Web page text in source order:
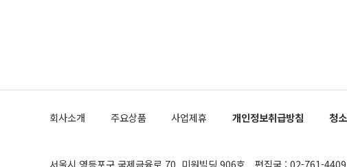
회사소개 주요상품 사업제휴 개인정보취급방침 청
서울시 영등포구 국제금융로 70, 미원빌딩 906호 편집국 : 02-761-4409